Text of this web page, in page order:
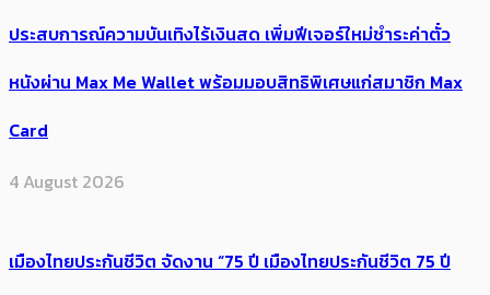
ประสบการณ์ความบันเทิงไร้เงินสด เพิ่มฟีเจอร์ใหม่ชำระค่าตั๋ว
หนังผ่าน Max Me Wallet พร้อมมอบสิทธิพิเศษแก่สมาชิก Max
Card
4 August 2026
เมืองไทยประกันชีวิต จัดงาน “75 ปี เมืองไทยประกันชีวิต 75 ปี